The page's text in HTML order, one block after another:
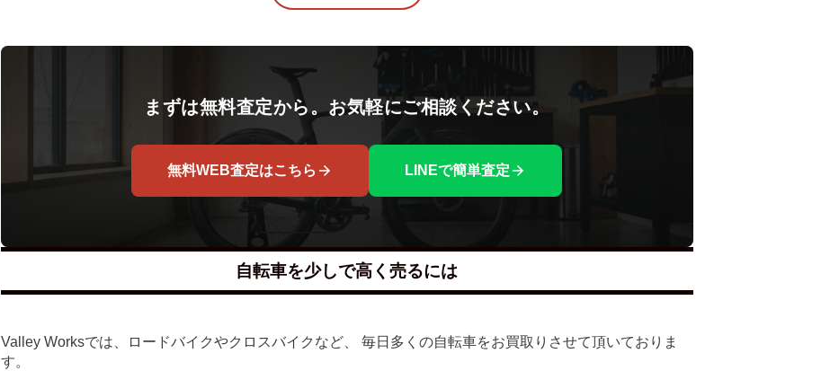
まずは無料査定から。お気軽にご相談ください。
無料WEB査定はこちら LINEで簡単査定
自転車を少しで高く売るには
Valley Worksでは、ロードバイクやクロスバイクなど、 毎日多くの自転車をお買取りさせて頂いておりま
す。